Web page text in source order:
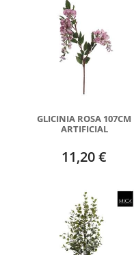
GLICINIA ROSA 107CM
ARTIFICIAL
11,20 €